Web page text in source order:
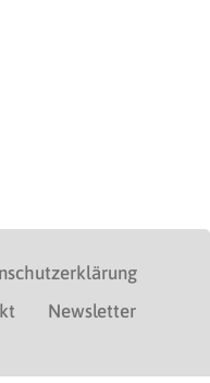
Newsletter